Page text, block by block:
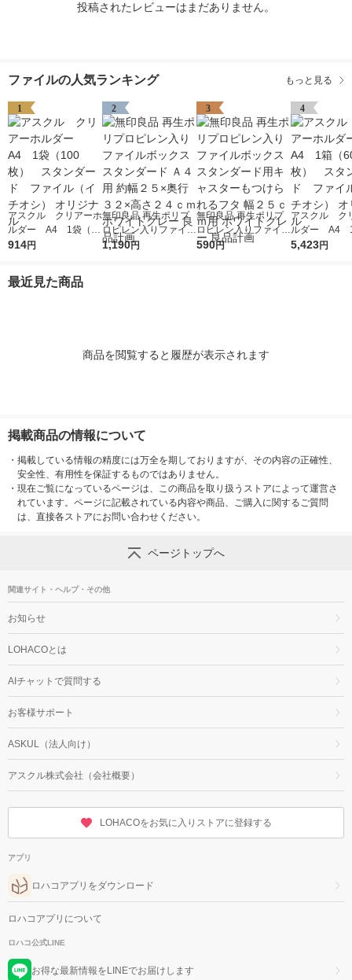
投稿されたレビューはまだありません。
ファイルの人気ランキング もっと見る
1
アスクル クリアーホ
ルダー A4 1袋（10
0枚） スタンダー
914円
2
無印良品 再生ポリプ
ロピレン入りファイル
ボックススタンダード
1,190円
3
無印良品 再生ポリプ
ロピレン入りファイル
ボックススタンダード
590円
4
アスクル ク
ルダー A4
0枚） スタ
5,423円
最近見た商品
商品を閲覧すると履歴が表示されます
掲載商品の情報について
・ 掲載している情報の精度には万全を期しておりますが、その内容の正確性、
安全性、有用性を保証するものではありません。
・ 現在ご覧になっているページは、この商品を取り扱うストアによって運営さ
れています。ページに記載されている内容や商品、ご購入に関するご質問
は、直接各ストアにお問い合わせください。
ページトップへ
関連サイト・ヘルプ・その他
お知らせ
LOHACOとは
AIチャットで質問する
お客様サポート
ASKUL（法人向け）
アスクル株式会社（会社概要）
LOHACOをお気に入りストアに登録する
アプリ
ロハコアプリをダウンロード
ロハコアプリについて
ロハコ公式LINE
お得な最新情報をLINEでお届けします